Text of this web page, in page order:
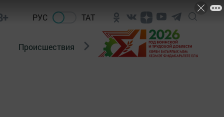
РУС ТАТ
Происшествия Новости Госавтоинспекции